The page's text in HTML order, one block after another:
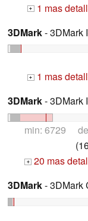
+ 1 mas
3DMark- 3DMark
+ 1 mas
3DMark- 3DMark
min: 6729
+ 20 mas
3DMark- 3DMark